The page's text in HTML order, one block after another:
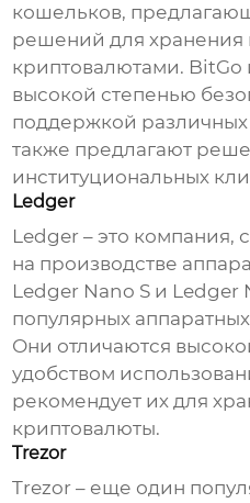
кошельков,
решений для хранения
криптовалютами. BitGo
высокой степенью
поддержкой
также предлагают
институциональных
Ledger
Ledger – это
на производстве
Ledger Nano S и Ledger
популярных
Они отличаются
удобством
рекомендует их для
криптовалюты.
Trezor
Trezor – еще один